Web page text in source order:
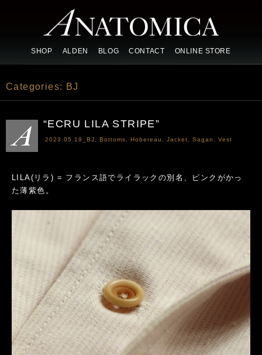
SHOP ALDEN BLOG CONTACT ONLINE STORE
Categories: BJ
“ECRU LILA STRIPE”
2023.05.19_ BJ Bottoms Hobereau Jacket Sagan Vest
LILA(リラ) = フランス語でライラックの別名、ピンクがかっ
た薄紫色。